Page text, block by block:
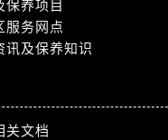
保养项目
服务网点
讯及保养知识
关文档